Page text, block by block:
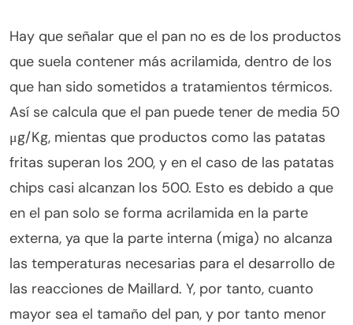
Hay que señalar que el pan no es de los productos
que suela contener más acrilamida, dentro de los
que han sido sometidos a tratamientos térmicos.
Así se calcula que el pan puede tener de media 50
μg/Kg, mientas que productos como las patatas
fritas superan los 200, y en el caso de las patatas
chips casi alcanzan los 500. Esto es debido a que
en el pan solo se forma acrilamida en la parte
externa, ya que la parte interna (miga) no alcanza
las temperaturas necesarias para el desarrollo de
las reacciones de Maillard. Y, por tanto, cuanto
mayor sea el tamaño del pan, y por tanto menor